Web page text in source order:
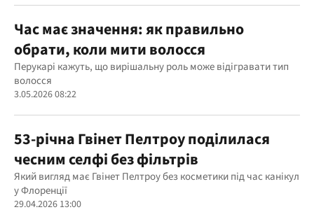
Час має значення: як правильно
обрати, коли мити волосся
Перукарі кажуть, що вирішальну роль може відігравати тип
волосся
3.05.2026 08:22
53-річна Гвінет Пелтроу поділилася
чесним селфі без фільтрів
Який вигляд має Гвінет Пелтроу без косметики під час канікул
у Флоренції
29.04.2026 13:00